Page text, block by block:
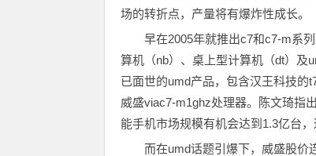
场的转折点，产量将有爆炸性成长。
早在2005年就推出c7和c7-m系
算机（nb）、桌上型计算机（dt）及
已面世的umd产品，包含汉王科技的
威盛viac7-m1ghz处理器。陈文琦指
能手机市场规模有机会达到1.3亿台，
而在umd话题引爆下，威盛股价